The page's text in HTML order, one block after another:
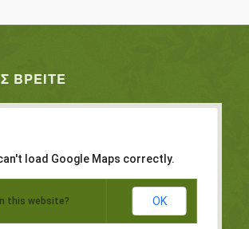
ΒΡΕΊΤΕ
load Google Maps correctly.
this website? OK